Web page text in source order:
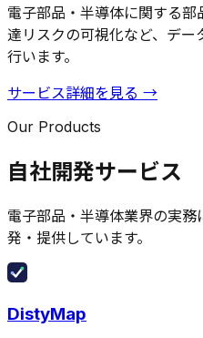
電子部品・半導体に関する
達リスクの可視化など、デー
行います。
サービス詳細を見る →
Our Products
自社開発サービス
電子部品・半導体業界の実
発・提供しています。
DistyMap